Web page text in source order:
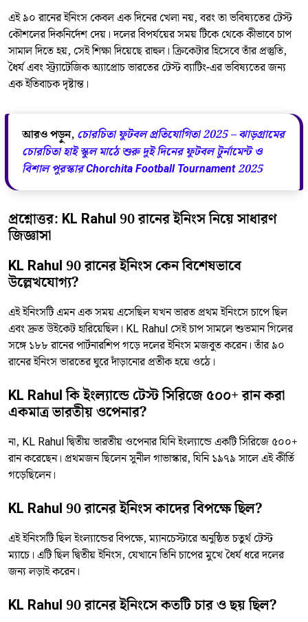
এই ৯০ রানের ইনিংস কেবল এক দিনের খেলা নয়, বরং তা ভবিষ্যতের টেস্ট
কৌশলের দিকনির্দেশ দেয়। দলের বিপর্যয়ের সময় টিকে থেকে কীভাবে চাপ
সামাল দিতে হয়, সেই শিক্ষা দিয়েছে রাহুল। ক্রিকেটার হিসেবে তাঁর প্রস্তুতি,
ধৈর্য এবং স্ট্র্যাটেজিক অ্যাপ্রোচ ভারতের টেস্ট ব্যাটিং-এর ভবিষ্যতের জন্য
এক ইতিবাচক দৃষ্টান্ত।
আরও পড়ুন, চোরচিতা ফুটবল প্রতিযোগিতা 2025 – ঝাড়গ্রামের
চোরচিতা হাই স্কুল মাঠে শুরু দুই দিনের ফুটবল টুর্নামেন্ট ও
বিশাল পুরস্কার Chorchita Football Tournament 2025
প্রশ্নোত্তর: KL Rahul 90 রানের ইনিংস নিয়ে সাধারণ
জিজ্ঞাসা
KL Rahul 90 রানের ইনিংস কেন বিশেষভাবে
উল্লেখযোগ্য?
এই ইনিংসটি এমন এক সময় এসেছিল যখন ভারত প্রথম ইনিংসে চাপে ছিল
এবং দ্রুত উইকেট হারিয়েছিল। KL Rahul সেই চাপ সামলে শুভমান গিলের
সঙ্গে ১৮৮ রানের পার্টনারশিপ গড়ে দলের ইনিংস মজবুত করেন। তাঁর ৯০
রানের ইনিংস ভারতের ঘুরে দাঁড়ানোর প্রতীক হয়ে ওঠে।
KL Rahul কি ইংল্যান্ডে টেস্ট সিরিজে ৫০০+ রান করা
একমাত্র ভারতীয় ওপেনার?
না, KL Rahul দ্বিতীয় ভারতীয় ওপেনার যিনি ইংল্যান্ডে একটি সিরিজে ৫০০+
রান করেছেন। প্রথমজন ছিলেন সুনীল গাভাস্কার, যিনি ১৯৭৯ সালে এই কীর্তি
গড়েছিলেন।
KL Rahul 90 রানের ইনিংস কাদের বিপক্ষে ছিল?
এই ইনিংসটি ছিল ইংল্যান্ডের বিপক্ষে, ম্যানচেস্টারে অনুষ্ঠিত চতুর্থ টেস্ট
ম্যাচে। এটি ছিল দ্বিতীয় ইনিংস, যেখানে তিনি চাপের মুখে ধৈর্য ধরে দলের
জন্য লড়াই করেন।
KL Rahul 90 রানের ইনিংসে কতটি চার ও ছয় ছিল?